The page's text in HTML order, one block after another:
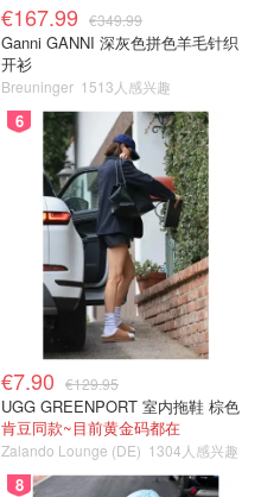
€167.99 €349.99
Ganni GANNI 深灰色拼色羊毛针织
开衫
Breuninger 1513人感兴趣
6
€7.90 €129.95
UGG GREENPORT 室内拖鞋 棕色
肯豆同款~目前黄金码都在
Zalando Lounge (DE) 1304人感兴趣
8